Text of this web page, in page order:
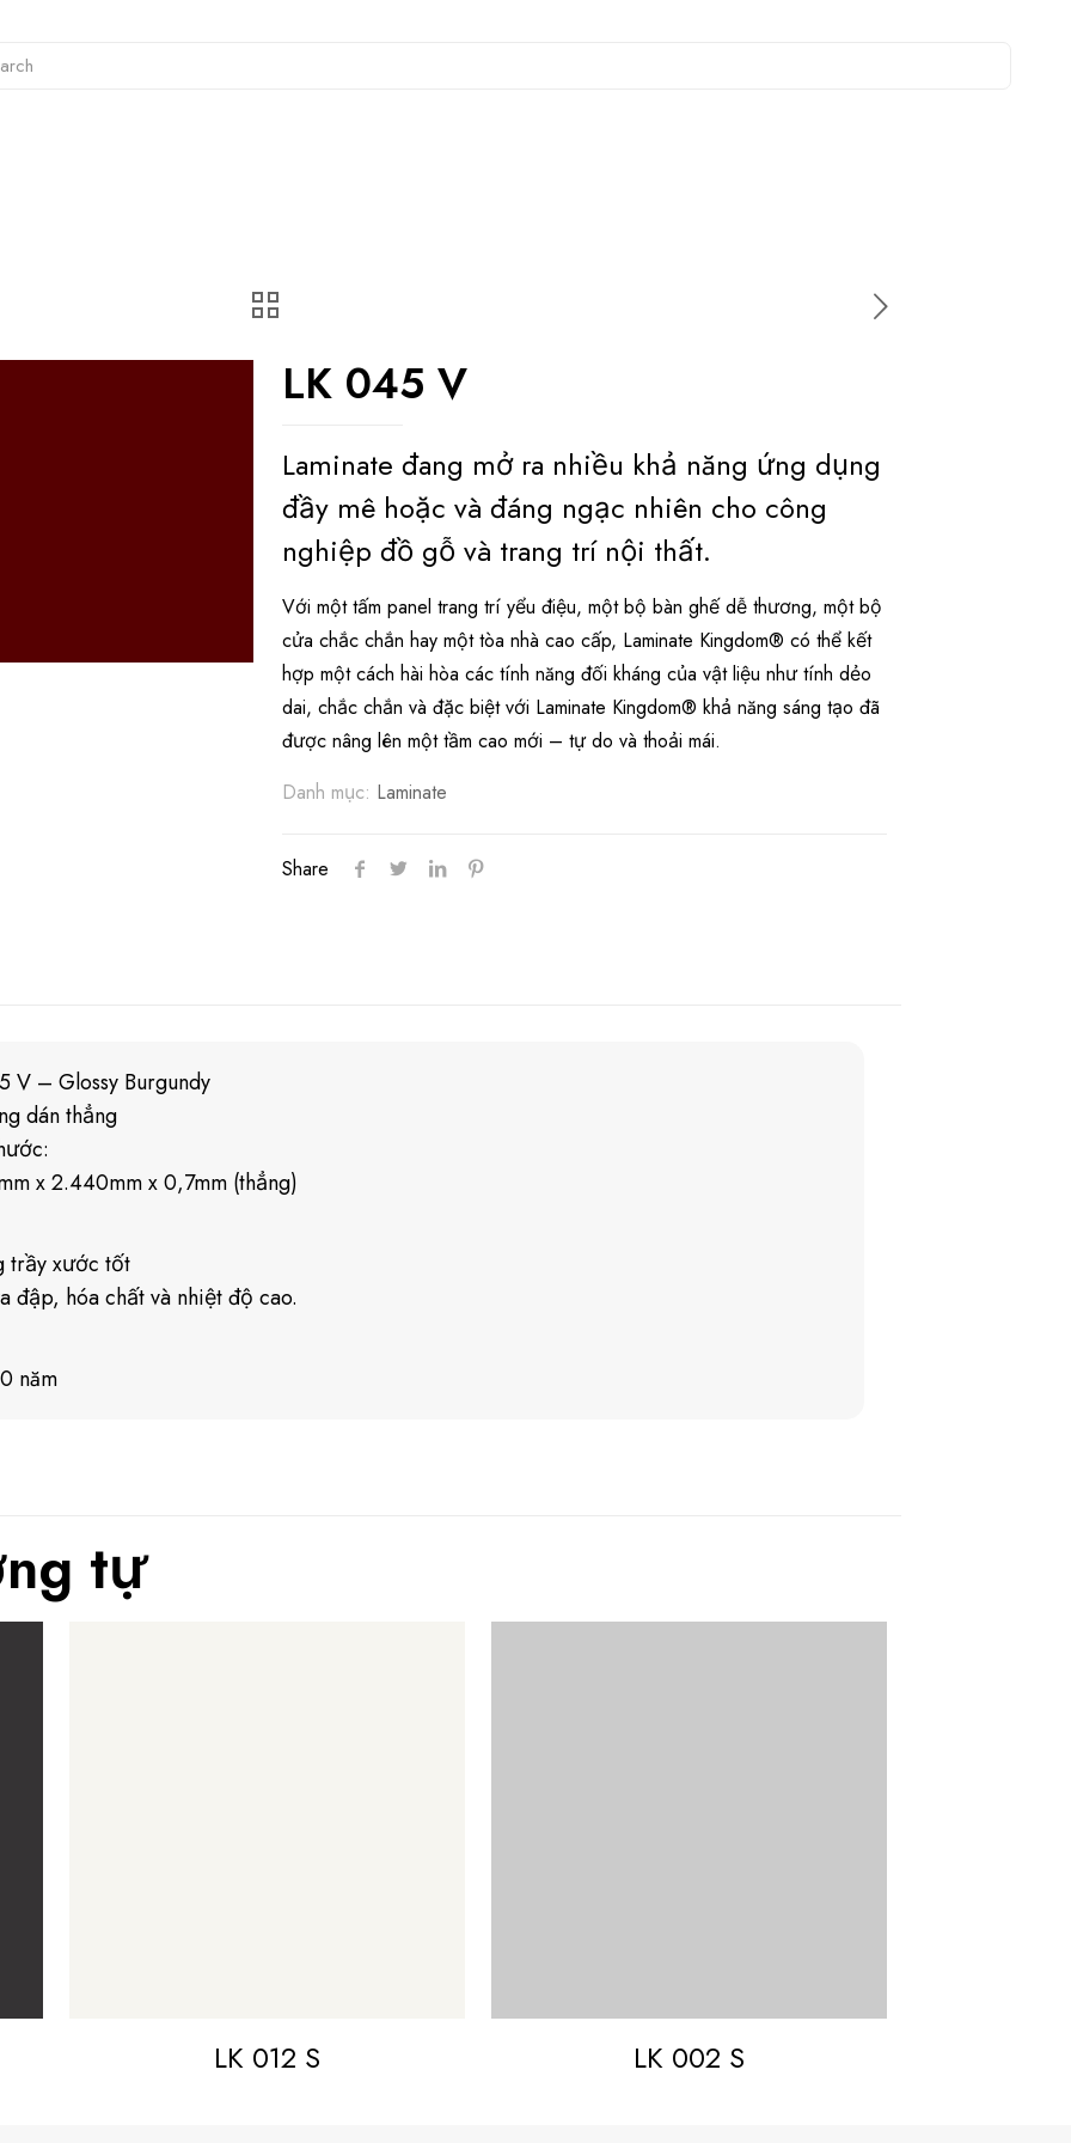
LK 045 V
Laminate đang mở ra nhiều khả năng ứng dụng
đầy mê hoặc và đáng ngạc nhiên cho công
nghiệp đồ gỗ và trang trí nội thất.
Với một tấm panel trang trí yểu điệu, một bộ bàn ghế dễ thương, một bộ
cửa chắc chắn hay một tòa nhà cao cấp, Laminate Kingdom® có thể kết
hợp một cách hài hòa các tính năng đối kháng của vật liệu như tính dẻo
dai, chắc chắn và đặc biệt với Laminate Kingdom® khả năng sáng tạo đã
được nâng lên một tầm cao mới – tự do và thoải mái.
Danh mục: Laminate
Share
V – Glossy Burgundy
dán thẳng
x 2.440mm x 0,7mm (thẳng)
trầy xước tốt
đập, hóa chất và nhiệt độ cao.
năm
tự
LK 012 S LK 002 S